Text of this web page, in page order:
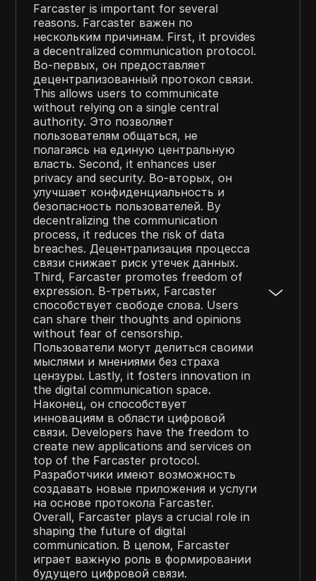
Farcaster is important for several
reasons. Farcaster важен по
нескольким причинам. First, it provides
a decentralized communication protocol.
Во-первых, он предоставляет
децентрализованный протокол связи.
This allows users to communicate
without relying on a single central
authority. Это позволяет
пользователям общаться, не
полагаясь на единую центральную
власть. Second, it enhances user
privacy and security. Во-вторых, он
улучшает конфиденциальность и
безопасность пользователей. By
decentralizing the communication
process, it reduces the risk of data
breaches. Децентрализация процесса
связи снижает риск утечек данных.
Third, Farcaster promotes freedom of
expression. В-третьих, Farcaster
способствует свободе слова. Users
can share their thoughts and opinions
without fear of censorship.
Пользователи могут делиться своими
мыслями и мнениями без страха
цензуры. Lastly, it fosters innovation in
the digital communication space.
Наконец, он способствует
инновациям в области цифровой
связи. Developers have the freedom to
create new applications and services on
top of the Farcaster protocol.
Разработчики имеют возможность
создавать новые приложения и услуги
на основе протокола Farcaster.
Overall, Farcaster plays a crucial role in
shaping the future of digital
communication. В целом, Farcaster
играет важную роль в формировании
будущего цифровой связи.